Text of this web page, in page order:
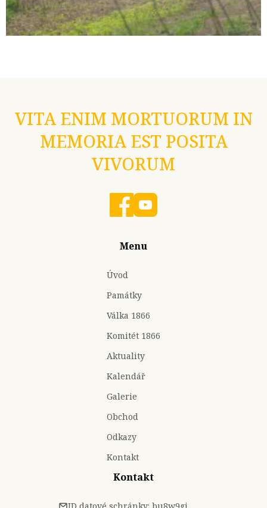
VITA ENIM MORTUORUM IN
MEMORIA EST POSITA
VIVORUM
Menu
Úvod
Památky
Válka 1866
Komitét 1866
Aktuality
Kalendář
Galerie
Obchod
Odkazy
Kontakt
Kontakt